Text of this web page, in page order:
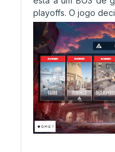
playoffs. O jogo